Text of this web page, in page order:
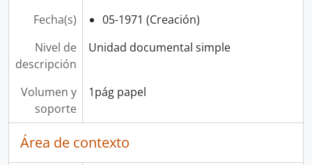
Fecha(s)
05-1971 (Creación)
Nivel de
descripción
Unidad documental simple
Volumen y
soporte
1pág papel
Área de contexto